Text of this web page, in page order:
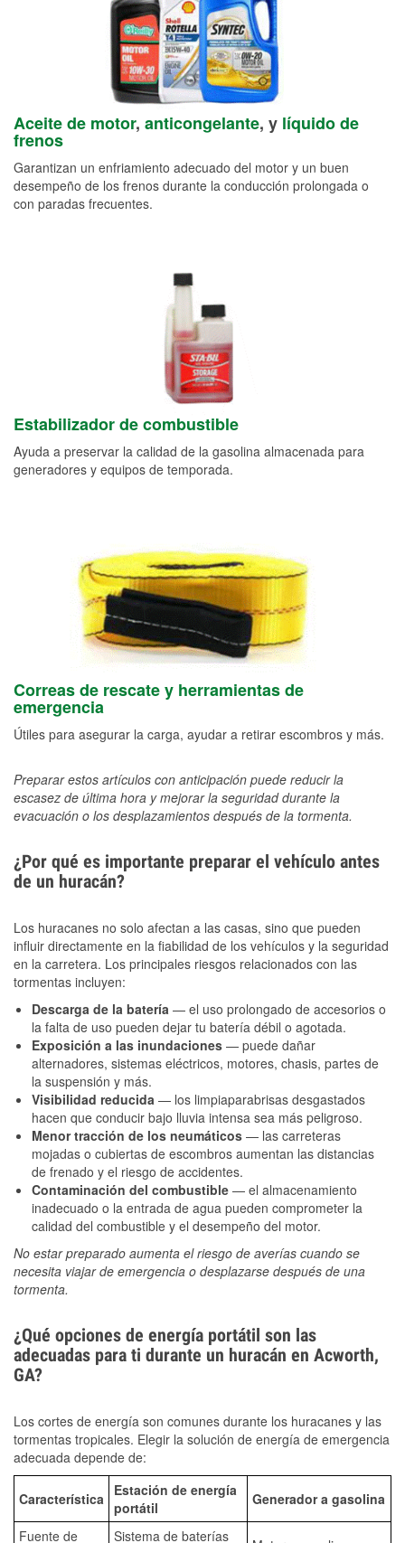
Aceite de motor, anticongelante, y líquido de
frenos
Garantizan un enfriamiento adecuado del motor y un buen
desempeño de los frenos durante la conducción prolongada o
con paradas frecuentes.
Estabilizador de combustible
Ayuda a preservar la calidad de la gasolina almacenada para
generadores y equipos de temporada.
Correas de rescate y herramientas de
emergencia
Útiles para asegurar la carga, ayudar a retirar escombros y más.
Preparar estos artículos con anticipación puede reducir la
escasez de última hora y mejorar la seguridad durante la
evacuación o los desplazamientos después de la tormenta.
¿Por qué es importante preparar el vehículo antes
de un huracán?
Los huracanes no solo afectan a las casas, sino que pueden
influir directamente en la fiabilidad de los vehículos y la seguridad
en la carretera. Los principales riesgos relacionados con las
tormentas incluyen:
Descarga de la batería — el uso prolongado de accesorios o
la falta de uso pueden dejar tu batería débil o agotada.
Exposición a las inundaciones — puede dañar
alternadores, sistemas eléctricos, motores, chasis, partes de
la suspensión y más.
Visibilidad reducida — los limpiaparabrisas desgastados
hacen que conducir bajo lluvia intensa sea más peligroso.
Menor tracción de los neumáticos — las carreteras
mojadas o cubiertas de escombros aumentan las distancias
de frenado y el riesgo de accidentes.
Contaminación del combustible — el almacenamiento
inadecuado o la entrada de agua pueden comprometer la
calidad del combustible y el desempeño del motor.
No estar preparado aumenta el riesgo de averías cuando se
necesita viajar de emergencia o desplazarse después de una
tormenta.
¿Qué opciones de energía portátil son las
adecuadas para ti durante un huracán en Acworth,
GA?
Los cortes de energía son comunes durante los huracanes y las
tormentas tropicales. Elegir la solución de energía de emergencia
adecuada depende de:
Característica
Estación de energía
portátil
Generador a gasolina
Fuente de Sistema de baterías